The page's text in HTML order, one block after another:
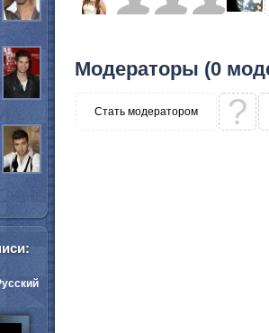
Модераторы (0
Стать модератором ?